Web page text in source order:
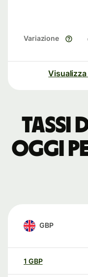
Variazione
Tassi
oggi
GBP
1 GBP